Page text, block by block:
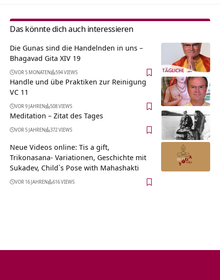
Das könnte dich auch interessieren
Die Gunas sind die Handelnden in uns –
Bhagavad Gita XIV 19
VOR 5 MONATEN 594 VIEWS
Handle und übe Praktiken zur Reinigung
VC 11
VOR 9 JAHREN 508 VIEWS
Meditation – Zitat des Tages
VOR 5 JAHREN 372 VIEWS
Neue Videos online: Tis a gift,
Trikonasana- Variationen, Geschichte mit
Sukadev, Child`s Pose with Mahashakti
VOR 16 JAHREN 616 VIEWS